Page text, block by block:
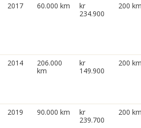
2017 60.000 km
kr
234.900
200 km
2014
206.000
km
kr
149.900
200 km
2019 90.000 km
kr
239.700
200 km